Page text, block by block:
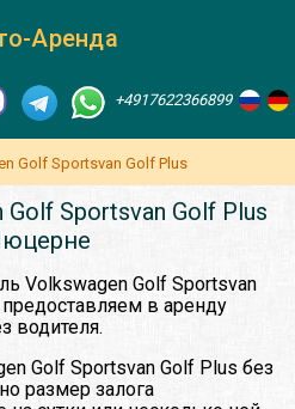
Аренда
+4917622366899
Golf Sportsvan Golf Plus
Sportsvan Golf Plus
Volkswagen Golf Sportsvan
в аренду
водителя.
Golf Sportsvan Golf Plus без
размер залога